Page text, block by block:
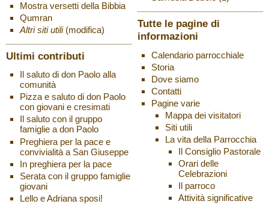
Mostra versetti della Bibbia
Qumran
Altri siti utili (modifica)
Ultimi contributi
Il saluto di don Paolo alla
comunità
Pizza e saluto di don Paolo
con giovani e cresimati
Il saluto con il gruppo
famiglie a don Paolo
Preghiera per la pace e
convivialità a San Giuseppe
In preghiera per la pace
Serata con il gruppo famiglie
giovani
Lello e Adriana sposi!
Tutte le pagine di
informazioni
Calendario parrocchiale
Storia
Dove siamo
Contatti
Pagine varie
Mappa dei visitatori
Siti utili
La vita della Parrocchia
Il Consiglio Pastorale
Orari delle
Celebrazioni
Il parroco
Attività significative